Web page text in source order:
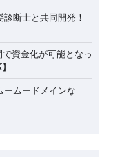
断士と共同開発！
資金化が可能となっ
ームードメインな